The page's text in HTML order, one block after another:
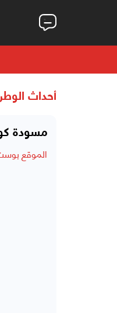
أحداث
مسودة
الموقع